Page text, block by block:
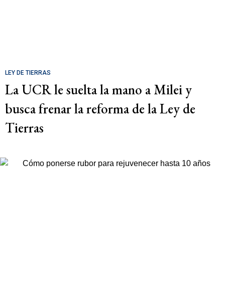
LEY DE TIERRAS
La UCR le suelta la mano a Milei y
busca frenar la reforma de la Ley de
Tierras